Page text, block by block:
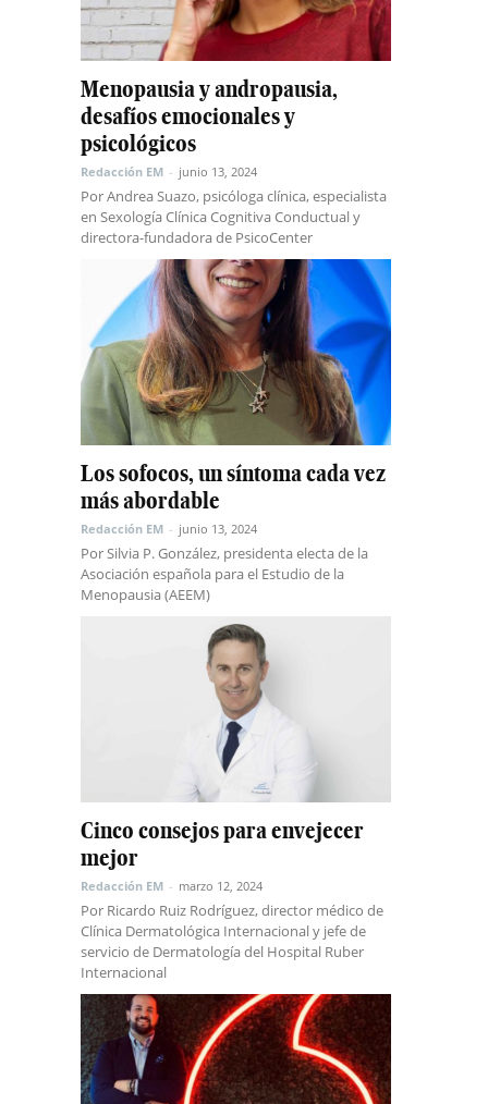
Menopausia y andropausia,
desafíos emocionales y
psicológicos
Redacción EM - junio 13, 2024
Por Andrea Suazo, psicóloga clínica, especialista
en Sexología Clínica Cognitiva Conductual y
directora-fundadora de PsicoCenter
Los sofocos, un síntoma cada vez
más abordable
Redacción EM - junio 13, 2024
Por Silvia P. González, presidenta electa de la
Asociación española para el Estudio de la
Menopausia (AEEM)
Cinco consejos para envejecer
mejor
Redacción EM - marzo 12, 2024
Por Ricardo Ruiz Rodríguez, director médico de
Clínica Dermatológica Internacional y jefe de
servicio de Dermatología del Hospital Ruber
Internacional